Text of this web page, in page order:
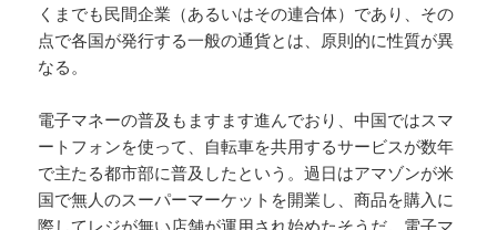
くまでも民間企業（あるいはその連合体）であり、その
点で各国が発行する一般の通貨とは、原則的に性質が異
なる。
電子マネーの普及もますます進んでおり、中国ではスマ
ートフォンを使って、自転車を共用するサービスが数年
で主たる都市部に普及したという。過日はアマゾンが米
国で無人のスーパーマーケットを開業し、商品を購入に